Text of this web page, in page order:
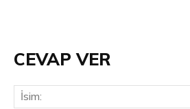
CEVAP VER